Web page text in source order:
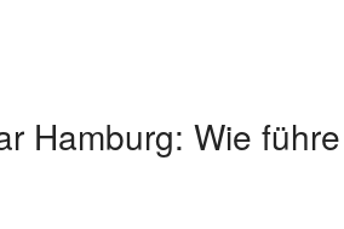
Hamburg: Wie